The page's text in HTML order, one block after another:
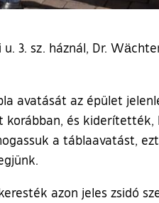
3. sz. háznál, Dr.
avatását az épület
korábban, és
a táblaavatást,
azon jeles zsidó